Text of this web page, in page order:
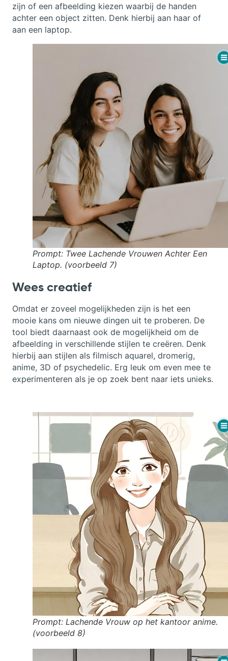
zijn of een afbeelding kiezen waarbij de handen
achter een object zitten. Denk hierbij aan haar of
aan een laptop.
Prompt: Twee Lachende Vrouwen Achter Een
Laptop. (voorbeeld 7)
Wees creatief
Omdat er zoveel mogelijkheden zijn is het een
mooie kans om nieuwe dingen uit te proberen. De
tool biedt daarnaast ook de mogelijkheid om de
afbeelding in verschillende stijlen te creëren. Denk
hierbij aan stijlen als filmisch aquarel, dromerig,
anime, 3D of psychedelic. Erg leuk om even mee te
experimenteren als je op zoek bent naar iets unieks.
Prompt: Lachende Vrouw op het kantoor anime.
(voorbeeld 8)